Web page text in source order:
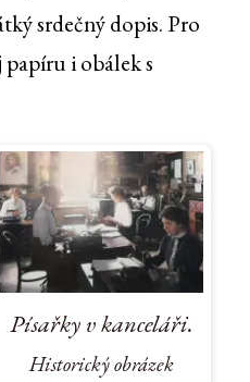
srdečný dopis. Pro
i obálek s
Písařky v kanceláři.
Historický obrázek